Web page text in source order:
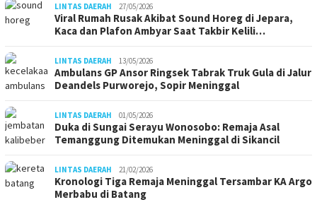
LINTAS DAERAH 27/05/2026
Viral Rumah Rusak Akibat Sound Horeg di Jepara,
Kaca dan Plafon Ambyar Saat Takbir Kelili…
LINTAS DAERAH 13/05/2026
Ambulans GP Ansor Ringsek Tabrak Truk Gula di Jalur
Deandels Purworejo, Sopir Meninggal
LINTAS DAERAH 01/05/2026
Duka di Sungai Serayu Wonosobo: Remaja Asal
Temanggung Ditemukan Meninggal di Sikancil
LINTAS DAERAH 21/02/2026
Kronologi Tiga Remaja Meninggal Tersambar KA Argo
Merbabu di Batang